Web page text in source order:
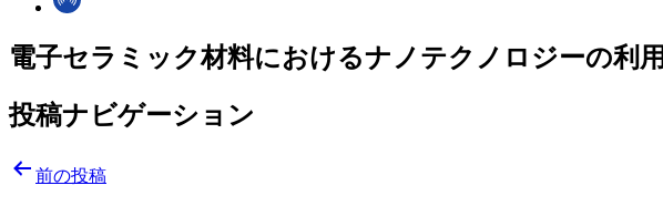
電子セラミック材料におけるナノテクノロジーの利用
投稿ナビゲーション
前の投稿